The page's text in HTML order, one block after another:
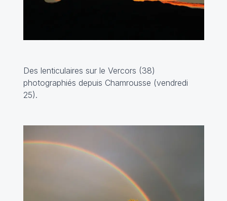
Des lenticulaires sur le Vercors (38)
photographiés depuis Chamrousse (vendredi
25).